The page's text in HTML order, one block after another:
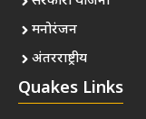
मनोरंजन
अंतरराष्ट्रीय
Quakes Links